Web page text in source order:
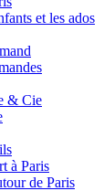
et les ados
& Cie
à Paris
de Paris